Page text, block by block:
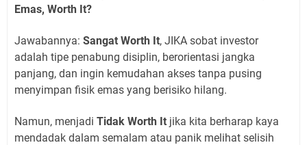
Emas, Worth It?
Jawabannya: Sangat Worth It, JIKA sobat investor
adalah tipe penabung disiplin, berorientasi jangka
panjang, dan ingin kemudahan akses tanpa pusing
menyimpan fisik emas yang berisiko hilang.
Namun, menjadi Tidak Worth It jika kita berharap kaya
mendadak dalam semalam atau panik melihat selisih